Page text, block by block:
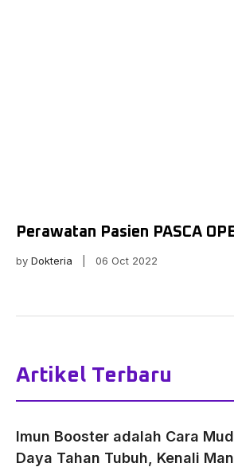
Perawatan Pasien PASCA
by Dokteria | 06 Oct 2022
Artikel Terbaru
Imun Booster adalah Cara
Daya Tahan Tubuh, Kenali